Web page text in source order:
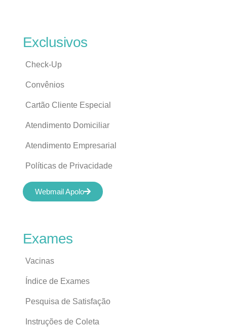
Exames
Vacinas
Índice de Exames
Pesquisa de Satisfação
Instruções de Coleta
Exclusivos
Check-Up
Convênios
Cartão Cliente Especial
Atendimento Domiciliar
Atendimento Empresarial
Políticas de Privacidade
Webmail Apolo